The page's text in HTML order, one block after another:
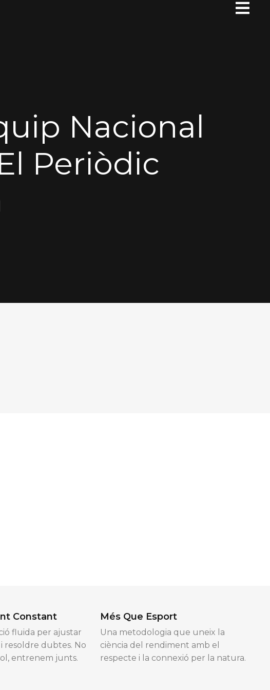
Nacional
Periòdic
Constant
fluida per ajustar
resoldre dubtes. No
entrenem junts.
Més Que Esport
Una metodologia que uneix la
ciència del rendiment amb el
respecte i la connexió per la natura.